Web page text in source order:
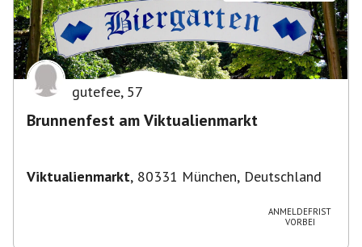
gutefee, 57
Brunnenfest am Viktualienmarkt
Viktualienmarkt, 80331 München, Deutschland
ANMELDEFRIST
VORBEI